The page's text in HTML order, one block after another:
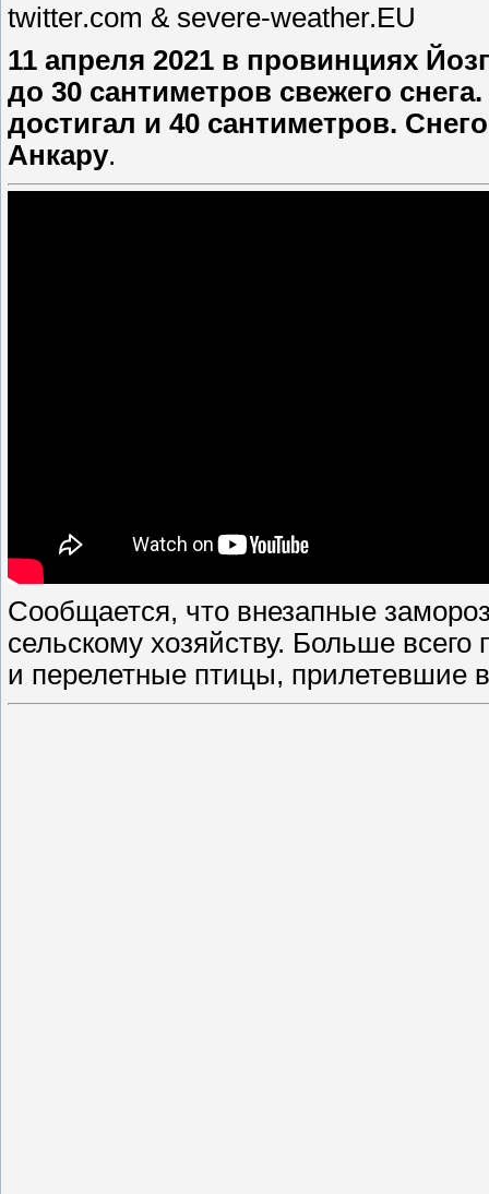
twitter.com & severe-weather.EU
11 апреля 2021 в провинциях
до 30 сантиметров свежего
достигал и 40 сантиметров.
Анкару.
Сообщается, что внезапные
сельскому хозяйству. Больше
и перелетные птицы, прилетевшие